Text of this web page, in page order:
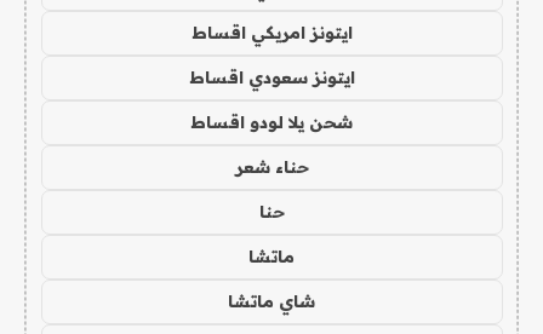
ايتونز امريكي اقساط
ايتونز سعودي اقساط
شحن يلا لودو اقساط
حناء شعر
حنا
ماتشا
شاي ماتشا